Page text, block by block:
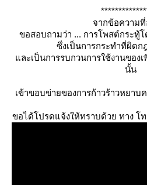
จากข้อความที่
ขอสอบถามว่า ... การโพสต์กระทู้
ซึ่งเป็นการกระทำที่ผิดก
ละเป็นการรบกวนการใช้งานของ
นั้น
เข้าขอบข่ายของการก้าวร้าวหยาบ
ขอได้โปรดแจ้งให้ทราบด้วย ทาง โท